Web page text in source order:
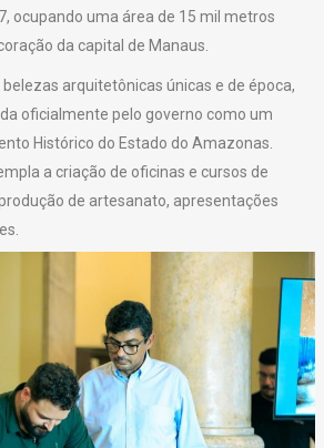
ocupando uma área de 15 mil metros
da capital de Manaus.
arquitetônicas únicas e de época,
oficialmente pelo governo como um
Histórico do Estado do Amazonas.
a criação de oficinas e cursos de
de artesanato, apresentações